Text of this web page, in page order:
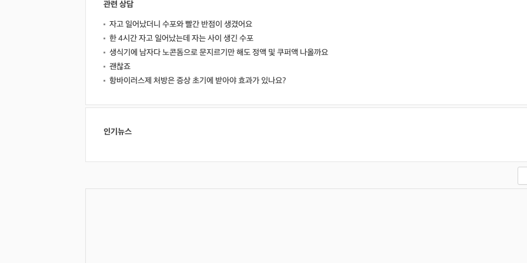
관련 상담
자고 일어났더니 수포와 빨간 반점이 생겼어요
한 4시간 자고 일어났는데 자는 사이 생긴 수포
생식기에 남자다 노콘돔으로 문지르기만 해도 정액 및 쿠퍼액 나올까요
괜찮죠
항바이러스제 처방은 증상 초기에 받아야 효과가 있나요?
인기뉴스